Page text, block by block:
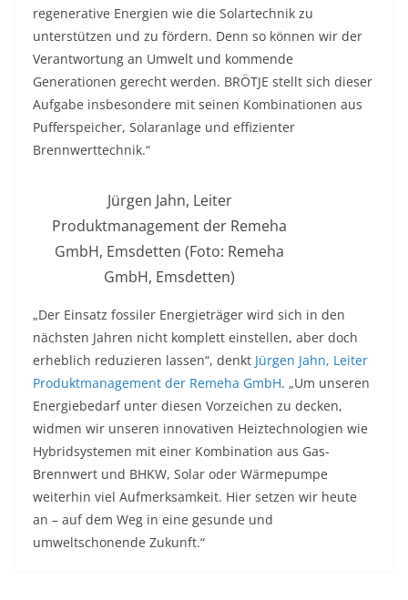
regenerative Energien wie die Solartechnik zu
unterstützen und zu fördern. Denn so können wir der
Verantwortung an Umwelt und kommende
Generationen gerecht werden. BRÖTJE stellt sich dieser
Aufgabe insbesondere mit seinen Kombinationen aus
Pufferspeicher, Solaranlage und effizienter
Brennwerttechnik.“
Jürgen Jahn, Leiter
Produktmanagement der Remeha
GmbH, Emsdetten (Foto: Remeha
GmbH, Emsdetten)
„Der Einsatz fossiler Energieträger wird sich in den
nächsten Jahren nicht komplett einstellen, aber doch
erheblich reduzieren lassen“, denkt Jürgen Jahn, Leiter
Produktmanagement der Remeha GmbH. „Um unseren
Energiebedarf unter diesen Vorzeichen zu decken,
widmen wir unseren innovativen Heiztechnologien wie
Hybridsystemen mit einer Kombination aus Gas-
Brennwert und BHKW, Solar oder Wärmepumpe
weiterhin viel Aufmerksamkeit. Hier setzen wir heute
an – auf dem Weg in eine gesunde und
umweltschonende Zukunft.“